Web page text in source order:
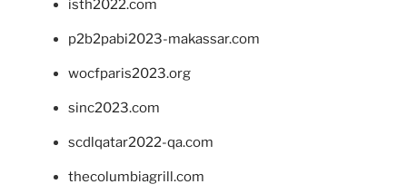
isth2022.com
p2b2pabi2023-makassar.com
wocfparis2023.org
sinc2023.com
scdlqatar2022-qa.com
thecolumbiagrill.com